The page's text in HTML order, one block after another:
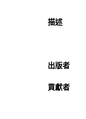
描述
出版者
貢獻者